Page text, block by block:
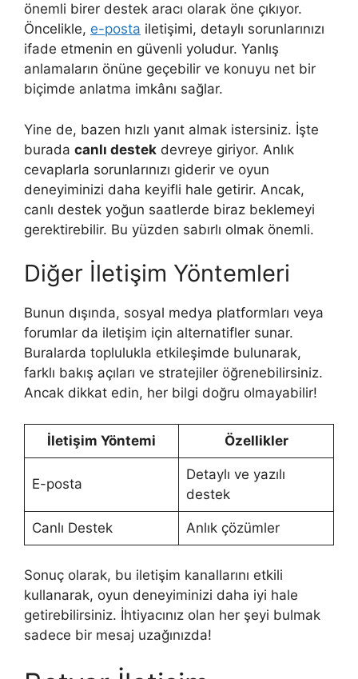
önemli birer destek aracı olarak öne çıkıyor.
Öncelikle, e-posta iletişimi, detaylı sorunlarınızı
ifade etmenin en güvenli yoludur. Yanlış
anlamaların önüne geçebilir ve konuyu net bir
biçimde anlatma imkânı sağlar.
Yine de, bazen hızlı yanıt almak istersiniz. İşte
burada canlı destek devreye giriyor. Anlık
cevaplarla sorunlarınızı giderir ve oyun
deneyiminizi daha keyifli hale getirir. Ancak,
canlı destek yoğun saatlerde biraz beklemeyi
gerektirebilir. Bu yüzden sabırlı olmak önemli.
Diğer İletişim Yöntemleri
Bunun dışında, sosyal medya platformları veya
forumlar da iletişim için alternatifler sunar.
Buralarda toplulukla etkileşimde bulunarak,
farklı bakış açıları ve stratejiler öğrenebilirsiniz.
Ancak dikkat edin, her bilgi doğru olmayabilir!
İletişim Yöntemi Özellikler
E-posta
Detaylı ve yazılı
destek
Canlı Destek Anlık çözümler
Sonuç olarak, bu iletişim kanallarını etkili
kullanarak, oyun deneyiminizi daha iyi hale
getirebilirsiniz. İhtiyacınız olan her şeyi bulmak
sadece bir mesaj uzağınızda!